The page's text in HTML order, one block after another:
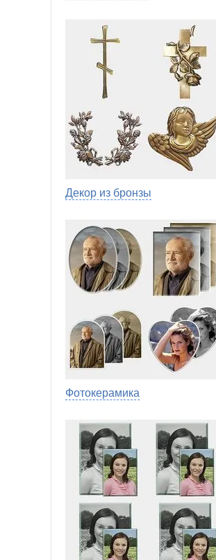
Декор из бронзы
Фотокерамика